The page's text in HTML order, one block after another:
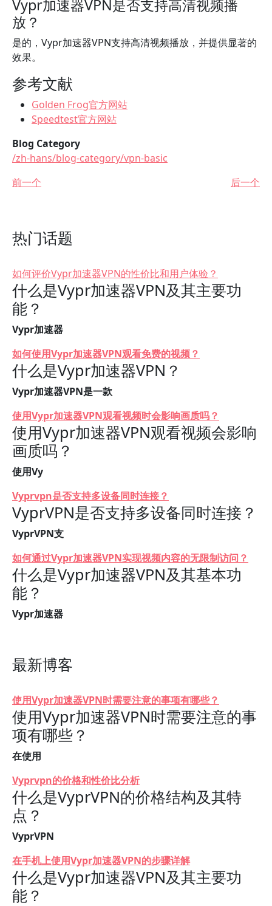
Vypr加速器VPN是否支持高清视频播
放？
是的，Vypr加速器VPN支持高清视频播放，并提供显著的
效果。
参考文献
Golden Frog官方网站
Speedtest官方网站
Blog Category
/zh-hans/blog-category/vpn-basic
前一个
后一个
热门话题
如何评价Vypr加速器VPN的性价比和用户体验？
什么是Vypr加速器VPN及其主要功
能？
Vypr加速器
如何使用Vypr加速器VPN观看免费的视频？
什么是Vypr加速器VPN？
Vypr加速器VPN是一款
使用Vypr加速器VPN观看视频时会影响画质吗？
使用Vypr加速器VPN观看视频会影响
画质吗？
使用Vy
Vyprvpn是否支持多设备同时连接？
VyprVPN是否支持多设备同时连接？
VyprVPN支
如何通过Vypr加速器VPN实现视频内容的无限制访问？
什么是Vypr加速器VPN及其基本功
能？
Vypr加速器
最新博客
使用Vypr加速器VPN时需要注意的事项有哪些？
使用Vypr加速器VPN时需要注意的事
项有哪些？
在使用
Vyprvpn的价格和性价比分析
什么是VyprVPN的价格结构及其特
点？
VyprVPN
在手机上使用Vypr加速器VPN的步骤详解
什么是Vypr加速器VPN及其主要功
能？